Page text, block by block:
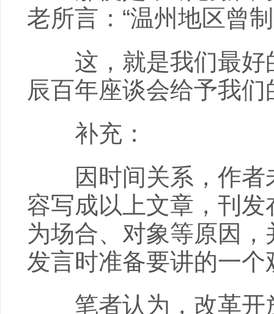
老所言：“温州地区曾
这，就是我们最好
辰百年座谈会给予我
补充：
因时间关系，作者
容写成以上文章，刊
为场合、对象等原因
发言时准备要讲的一
笔者认为，改革开